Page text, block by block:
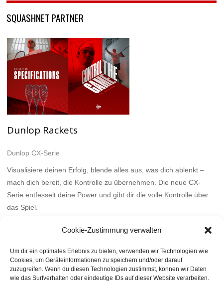
Cookie-Zustimmung verwalten
Um dir ein optimales Erlebnis zu bieten, verwenden wir Technologien wie
Cookies, um Geräteinformationen zu speichern und/oder darauf
zuzugreifen. Wenn du diesen Technologien zustimmst, können wir Daten
wie das Surfverhalten oder eindeutige IDs auf dieser Website verarbeiten.
SQUASHNET PARTNER
Dunlop Rackets
Dunlop CX-Serie
Visualisiere deinen Erfolg, blende alles aus, was dich ablenkt –
mach dich bereit, die Kontrolle zu übernehmen. Die neue CX-
Serie entfesselt deine Power und gibt dir die volle Kontrolle über
das Spiel.